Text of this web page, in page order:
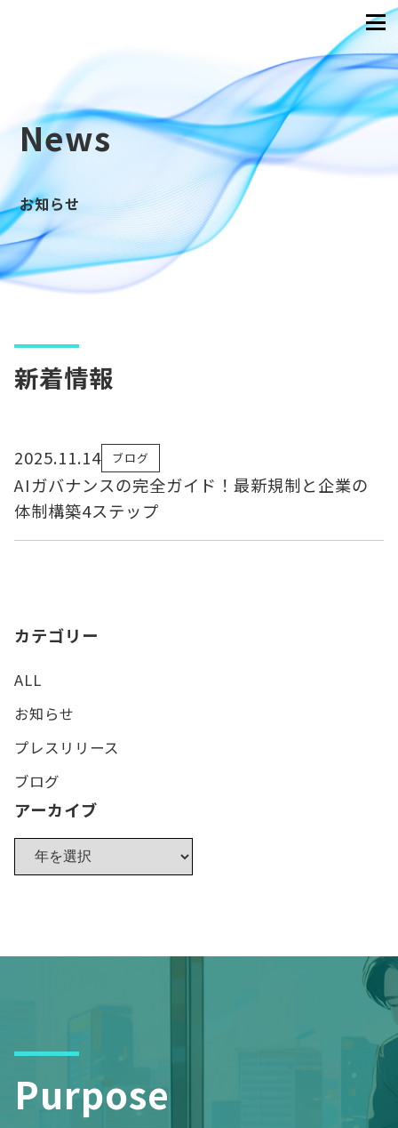
News
お知らせ
新着情報
2025.11.14 ブログ
AIガバナンスの完全ガイド！最新規制と企業の
体制構築4ステップ
カテゴリー
ALL
お知らせ
プレスリリース
ブログ
アーカイブ
Purpose